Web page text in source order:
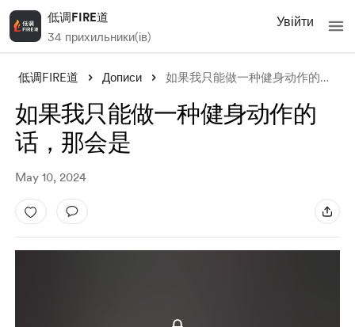
低调FIRE道
34 прихильники(ів)
Увійти
低调FIRE道 Дописи 如果我只能做一种健身动作的话，那会是
如果我只能做一种健身动作的
话，那会是
May 10, 2024